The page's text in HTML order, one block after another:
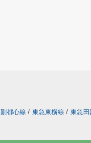
副都心線 / 東急東横線 / 東急田